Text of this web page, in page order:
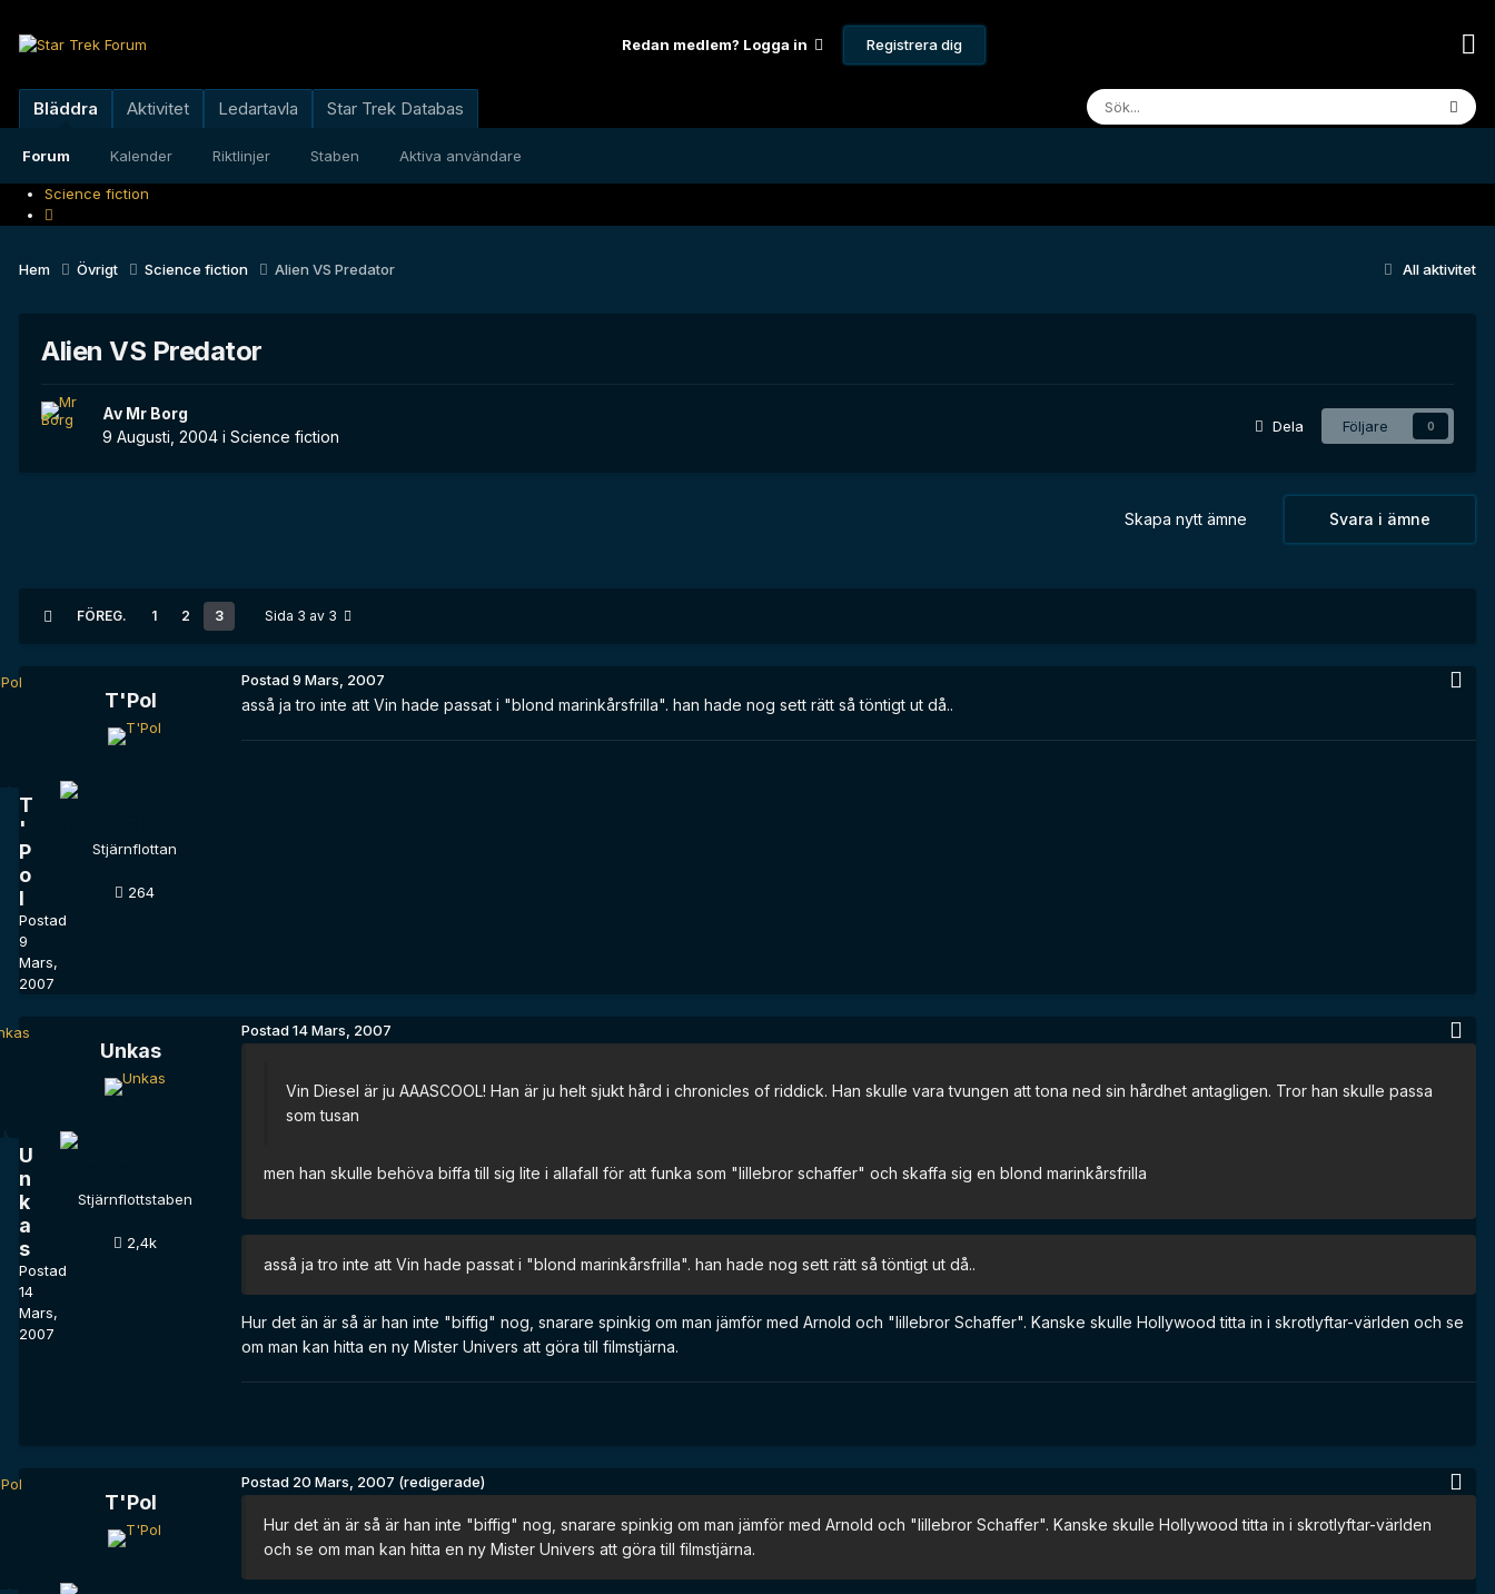
Redan medlem? Logga in Registrera dig
Bläddra
Forum Kalender Riktlinjer Staben Aktiva användare
Aktivitet Ledartavla Star Trek Databas
Science fiction
All aktivitet
Hem Övrigt Science fiction Alien VS Predator
Alien VS Predator
Av Mr Borg
9 Augusti, 2004 i Science fiction
Dela Följare 0
Svara i ämne
Skapa nytt ämne
FÖREG. 1 2 3 Sida 3 av 3
T
'
P
o
l
Postad
9
Mars,
2007
T'Pol
Stjärnflottan
264
Postad9 Mars, 2007
asså ja tro inte att Vin hade passat i "blond marinkårsfrilla". han hade nog sett rätt så töntigt ut då..
U
n
k
a
s
Postad
14
Mars,
2007
Unkas
Stjärnflottstaben
2,4k
Postad14 Mars, 2007
Vin Diesel är ju AAASCOOL! Han är ju helt sjukt hård i chronicles of riddick. Han skulle vara tvungen att tona ned sin hårdhet antagligen. Tror han skulle passa
som tusan
men han skulle behöva biffa till sig lite i allafall för att funka som "lillebror schaffer" och skaffa sig en blond marinkårsfrilla
asså ja tro inte att Vin hade passat i "blond marinkårsfrilla". han hade nog sett rätt så töntigt ut då..
Hur det än är så är han inte "biffig" nog, snarare spinkig om man jämför med Arnold och "lillebror Schaffer". Kanske skulle Hollywood titta in i skrotlyftar-världen och se
om man kan hitta en ny Mister Univers att göra till filmstjärna.
T'Pol
Postad 20 Mars, 2007 (redigerade)
Hur det än är så är han inte "biffig" nog, snarare spinkig om man jämför med Arnold och "lillebror Schaffer". Kanske skulle Hollywood titta in i skrotlyftar-världen
och se om man kan hitta en ny Mister Univers att göra till filmstjärna.